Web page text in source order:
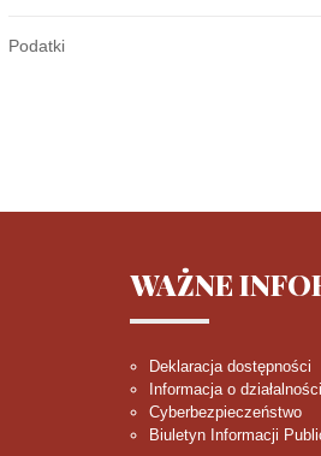
Podatki
WAŻNE
Deklaracja dostępności
Informacja o
Cyberbezpieczeństwo
Biuletyn Informacji